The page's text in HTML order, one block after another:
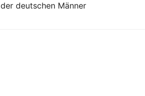
der deutschen Männer